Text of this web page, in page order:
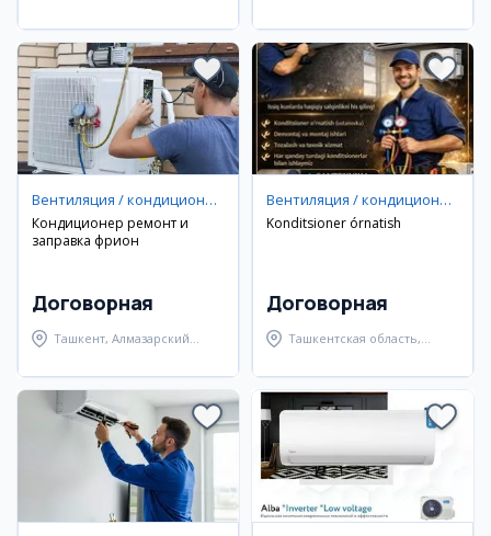
Вентиляция / кондиционирование
Кондиционер ремонт и
заправка фрион
Договорная
Ташкент, Алмазарский
Вентиляция / кондиционирование
Konditsioner órnatish
Договорная
Ташкентская область,